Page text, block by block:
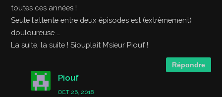
toutes ces années !
Seule l’attente entre deux épisodes est (extrèmement)
douloureuse …
La suite, la suite ! Siouplait M’sieur Piouf !
Répondre
Piouf
OCT 26, 2018